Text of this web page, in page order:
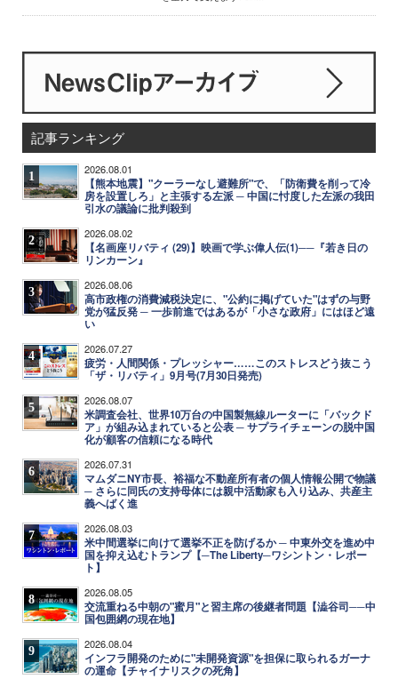
記事ランキング
1 2026.08.01
【熊本地震】"クーラーなし避難所"で、「防衛費を削って冷
房を設置しろ」と主張する左派 ─ 中国に忖度した左派の我田
引水の議論に批判殺到
2 2026.08.02
【名画座リバティ (29)】映画で学ぶ偉人伝(1)──『若き日の
リンカーン』
3 2026.08.06
高市政権の消費減税決定に、"公約に掲げていた"はずの与野
党が猛反発 ─ 一歩前進ではあるが「小さな政府」にはほど遠
い
4 2026.07.27
疲労・人間関係・プレッシャー……このストレスどう抜こう
「ザ・リバティ」9月号(7月30日発売)
5 2026.08.07
米調査会社、世界10万台の中国製無線ルーターに「バックド
ア」が組み込まれていると公表 ─ サプライチェーンの脱中国
化が顧客の信頼になる時代
6 2026.07.31
マムダニNY市長、裕福な不動産所有者の個人情報公開で物議
─ さらに同氏の支持母体には親中活動家も入り込み、共産主
義へばく進
7 2026.08.03
米中間選挙に向けて選挙不正を防げるか ─ 中東外交を進め中
国を抑え込むトランプ【─The Liberty─ワシントン・レポー
ト】
8 2026.08.05
交流重ねる中朝の"蜜月"と習主席の後継者問題【澁谷司──中
国包囲網の現在地】
9 2026.08.04
インフラ開発のために"未開発資源"を担保に取られるガーナ
の運命【チャイナリスクの死角】